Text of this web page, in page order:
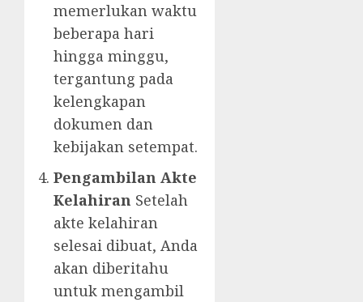
memerlukan waktu
beberapa hari
hingga minggu,
tergantung pada
kelengkapan
dokumen dan
kebijakan setempat.
Pengambilan Akte
Kelahiran Setelah
akte kelahiran
selesai dibuat, Anda
akan diberitahu
untuk mengambil